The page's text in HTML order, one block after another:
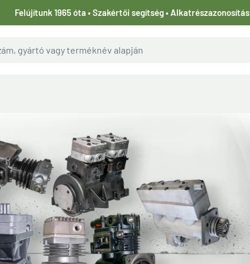
Felújítunk 1965 óta • Szakértői segítség • Alkatrészazonosítás